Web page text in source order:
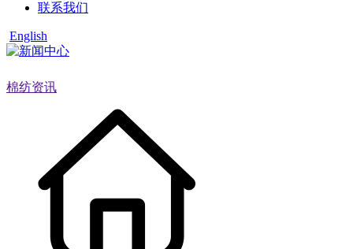
联系我们
English
棉纺资讯